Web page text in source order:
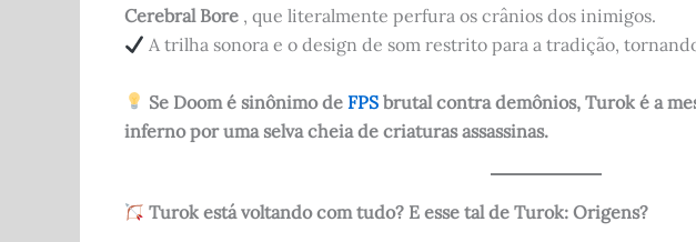
Cerebral Bore , que literalmente perfura os crânios dos inimigos.
A trilha sonora e o design de som restrito para a tradição,
Se Doom é sinônimo deFPS brutal contra demônios, Turok é a
inferno por uma selva cheia de criaturas assassinas.
Turok está voltando com tudo? E esse tal de Turok: Origens?